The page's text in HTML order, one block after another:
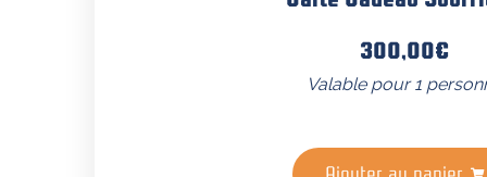
300,00€
Valable pour 1